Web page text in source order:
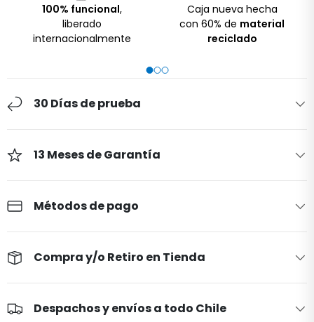
100% funcional,
liberado
internacionalmente
Caja nueva hecha
con 60% de material
reciclado
30 Días de prueba
13 Meses de Garantía
Métodos de pago
Compra y/o Retiro en Tienda
Despachos y envíos a todo Chile